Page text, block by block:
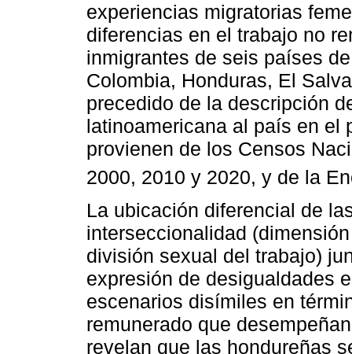
experiencias migratorias
diferencias en el trabajo no
inmigrantes de seis países
Colombia, Honduras, El
precedido de la descripción
latinoamericana al país en el
provienen de los Censos
2000, 2010 y 2020, y de la
La ubicación diferencial de
interseccionalidad
división sexual del trabajo)
expresión de desigualdades
escenarios disímiles en
remunerado que
revelan que las hondureñas